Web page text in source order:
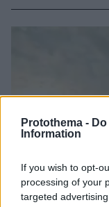
Protothema -
Information
If you wish to opt-
processing of your
targeted